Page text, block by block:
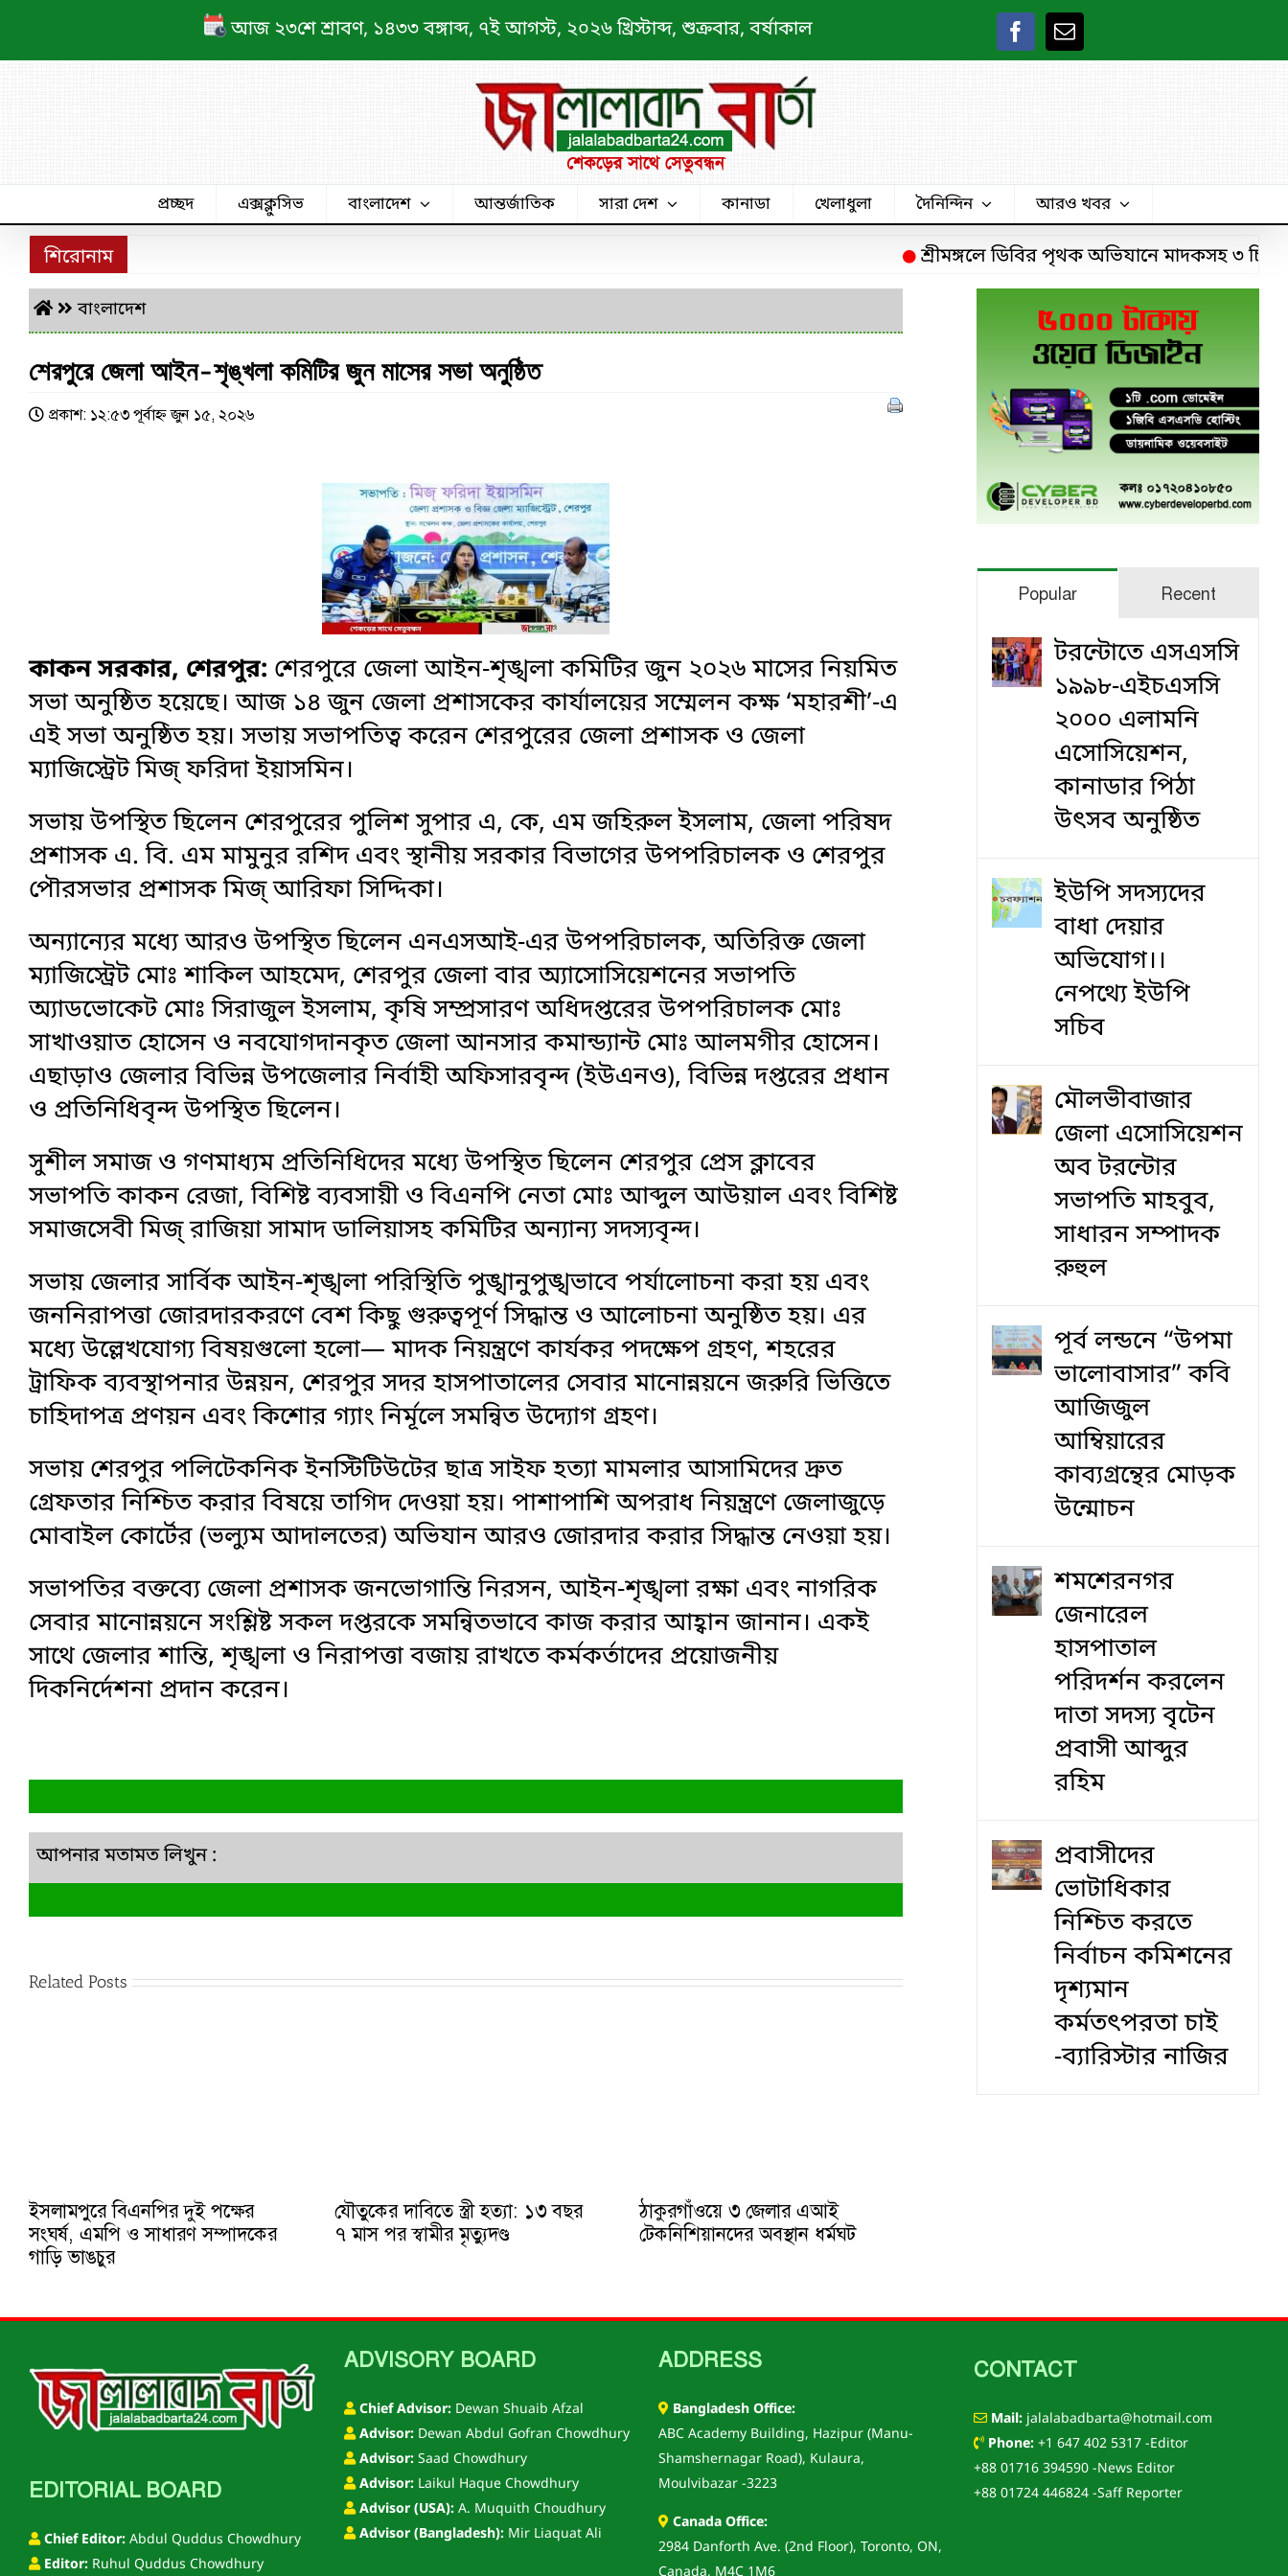
আজ ২৩শে শ্রাবণ, ১৪৩৩ বঙ্গাব্দ, ৭ই আগস্ট, ২০২৬ খ্রিস্টাব্দ, শুক্রবার, বর্ষাকাল
প্রচ্ছদ এক্সক্লুসিভ বাংলাদেশ আন্তর্জাতিক সারা দেশ কানাডা খেলাধুলা দৈনিন্দিন আরও খবর
শিরোনাম শ্রীমঙ্গলে ডিবির পৃথক অভিযানে মাদকসহ ৩ চিহ্নিত
বাংলাদেশ
শেরপুরে জেলা আইন-শৃঙ্খলা কমিটির জুন মাসের সভা অনুষ্ঠিত
প্রকাশ: ১২:৫৩ পূর্বাহ্ণ জুন ১৫, ২০২৬
কাকন সরকার, শেরপুর: শেরপুরে জেলা আইন-শৃঙ্খলা কমিটির জুন ২০২৬ মাসের নিয়মিত
সভা অনুষ্ঠিত হয়েছে। আজ ১৪ জুন জেলা প্রশাসকের কার্যালয়ের সম্মেলন কক্ষ ‘মহারশী’-এ
এই সভা অনুষ্ঠিত হয়। সভায় সভাপতিত্ব করেন শেরপুরের জেলা প্রশাসক ও জেলা
ম্যাজিস্ট্রেট মিজ্‌ ফরিদা ইয়াসমিন।
সভায় উপস্থিত ছিলেন শেরপুরের পুলিশ সুপার এ, কে, এম জহিরুল ইসলাম, জেলা পরিষদ
প্রশাসক এ. বি. এম মামুনুর রশিদ এবং স্থানীয় সরকার বিভাগের উপপরিচালক ও শেরপুর
পৌরসভার প্রশাসক মিজ্‌ আরিফা সিদ্দিকা।
অন্যান্যের মধ্যে আরও উপস্থিত ছিলেন এনএসআই-এর উপপরিচালক, অতিরিক্ত জেলা
ম্যাজিস্ট্রেট মোঃ শাকিল আহমেদ, শেরপুর জেলা বার অ্যাসোসিয়েশনের সভাপতি
অ্যাডভোকেট মোঃ সিরাজুল ইসলাম, কৃষি সম্প্রসারণ অধিদপ্তরের উপপরিচালক মোঃ
সাখাওয়াত হোসেন ও নবযোগদানকৃত জেলা আনসার কমান্ড্যান্ট মোঃ আলমগীর হোসেন।
এছাড়াও জেলার বিভিন্ন উপজেলার নির্বাহী অফিসারবৃন্দ (ইউএনও), বিভিন্ন দপ্তরের প্রধান
ও প্রতিনিধিবৃন্দ উপস্থিত ছিলেন।
সুশীল সমাজ ও গণমাধ্যম প্রতিনিধিদের মধ্যে উপস্থিত ছিলেন শেরপুর প্রেস ক্লাবের
সভাপতি কাকন রেজা, বিশিষ্ট ব্যবসায়ী ও বিএনপি নেতা মোঃ আব্দুল আউয়াল এবং বিশিষ্ট
সমাজসেবী মিজ্‌ রাজিয়া সামাদ ডালিয়াসহ কমিটির অন্যান্য সদস্যবৃন্দ।
সভায় জেলার সার্বিক আইন-শৃঙ্খলা পরিস্থিতি পুঙ্খানুপুঙ্খভাবে পর্যালোচনা করা হয় এবং
জননিরাপত্তা জোরদারকরণে বেশ কিছু গুরুত্বপূর্ণ সিদ্ধান্ত ও আলোচনা অনুষ্ঠিত হয়। এর
মধ্যে উল্লেখযোগ্য বিষয়গুলো হলো— মাদক নিয়ন্ত্রণে কার্যকর পদক্ষেপ গ্রহণ, শহরের
ট্রাফিক ব্যবস্থাপনার উন্নয়ন, শেরপুর সদর হাসপাতালের সেবার মানোন্নয়নে জরুরি ভিত্তিতে
চাহিদাপত্র প্রণয়ন এবং কিশোর গ্যাং নির্মূলে সমন্বিত উদ্যোগ গ্রহণ।
সভায় শেরপুর পলিটেকনিক ইনস্টিটিউটের ছাত্র সাইফ হত্যা মামলার আসামিদের দ্রুত
গ্রেফতার নিশ্চিত করার বিষয়ে তাগিদ দেওয়া হয়। পাশাপাশি অপরাধ নিয়ন্ত্রণে জেলাজুড়ে
মোবাইল কোর্টের (ভল্যুম আদালতের) অভিযান আরও জোরদার করার সিদ্ধান্ত নেওয়া হয়।
সভাপতির বক্তব্যে জেলা প্রশাসক জনভোগান্তি নিরসন, আইন-শৃঙ্খলা রক্ষা এবং নাগরিক
সেবার মানোন্নয়নে সংশ্লিষ্ট সকল দপ্তরকে সমন্বিতভাবে কাজ করার আহ্বান জানান। একই
সাথে জেলার শান্তি, শৃঙ্খলা ও নিরাপত্তা বজায় রাখতে কর্মকর্তাদের প্রয়োজনীয়
দিকনির্দেশনা প্রদান করেন।
আপনার মতামত লিখুন :
Related Posts
ইসলামপুরে বিএনপির দুই পক্ষের
সংঘর্ষ, এমপি ও সাধারণ সম্পাদকের
গাড়ি ভাঙচুর
যৌতুকের দাবিতে স্ত্রী হত্যা: ১৩ বছর
৭ মাস পর স্বামীর মৃত্যুদণ্ড
ঠাকুরগাঁওয়ে ৩ জেলার এআই
টেকনিশিয়ানদের অবস্থান ধর্মঘট
Popular Recent
টরন্টোতে এসএসসি
১৯৯৮-এইচএসসি
২০০০ এলামনি
এসোসিয়েশন,
কানাডার পিঠা
উৎসব অনুষ্ঠিত
ইউপি সদস্যদের
বাধা দেয়ার
অভিযোগ।।
নেপথ্যে ইউপি
সচিব
মৌলভীবাজার
জেলা এসোসিয়েশন
অব টরন্টোর
সভাপতি মাহবুব,
সাধারন সম্পাদক
রুহুল
পূর্ব লন্ডনে “উপমা
ভালোবাসার” কবি
আজিজুল
আম্বিয়ারের
কাব্যগ্রন্থের মোড়ক
উন্মোচন
শমশেরনগর
জেনারেল
হাসপাতাল
পরিদর্শন করলেন
দাতা সদস্য বৃটেন
প্রবাসী আব্দুর
রহিম
প্রবাসীদের
ভোটাধিকার
নিশ্চিত করতে
নির্বাচন কমিশনের
দৃশ‍্যমান
কর্মতৎপরতা চাই
-ব্যারিস্টার নাজির
EDITORIAL BOARD
Chief Editor: Abdul Quddus Chowdhury
Editor: Ruhul Quddus Chowdhury
ADVISORY BOARD
Chief Advisor:Dewan Shuaib Afzal
Advisor:Dewan Abdul Gofran Chowdhury
Advisor:Saad Chowdhury
Advisor:Laikul Haque Chowdhury
Advisor (USA):A. Muquith Choudhury
Advisor (Bangladesh):Mir Liaquat Ali
ADDRESS
Bangladesh Office:
ABC Academy Building, Hazipur (Manu-
Shamshernagar Road), Kulaura,
Moulvibazar -3223
Canada Office:
2984 Danforth Ave. (2nd Floor), Toronto, ON,
CONTACT
Mail:jalalabadbarta@hotmail.com
Phone:+1 647 402 5317 -Editor
+88 01716 394590 -News Editor
+88 01724 446824 -Saff Reporter